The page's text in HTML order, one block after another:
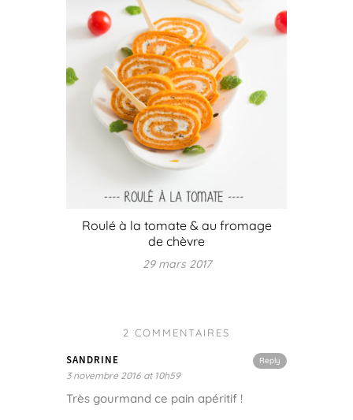
Roulé à la tomate & au fromage
de chèvre
29 mars 2017
2 COMMENTAIRES
Reply
SANDRINE
3 novembre 2016 at 10h59
Très gourmand ce pain apéritif !